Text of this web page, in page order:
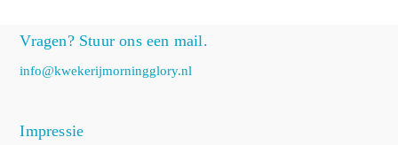
Vragen? Stuur ons een mail.
info@kwekerijmorningglory.nl
Impressie